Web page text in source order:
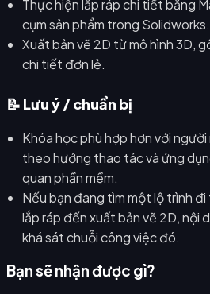
Thực hiện lắp ráp chi tiết bằng
cụm sản phẩm trong Solidworks.
Xuất bản vẽ 2D từ mô hình 3D,
chi tiết đơn lẻ.
📝 Lưu ý / chuẩn bị
Khóa học phù hợp hơn với
theo hướng thao tác và ứng
quan phần mềm.
Nếu bạn đang tìm một lộ trình
lắp ráp đến xuất bản vẽ 2D, nội
khá sát chuỗi công việc đó.
Bạn sẽ nhận được gì?